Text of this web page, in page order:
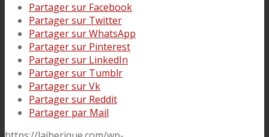
Partager sur Facebook
Partager sur Twitter
Partager sur WhatsApp
Partager sur Pinterest
Partager sur LinkedIn
Partager sur Tumblr
Partager sur Vk
Partager sur Reddit
Partager par Mail